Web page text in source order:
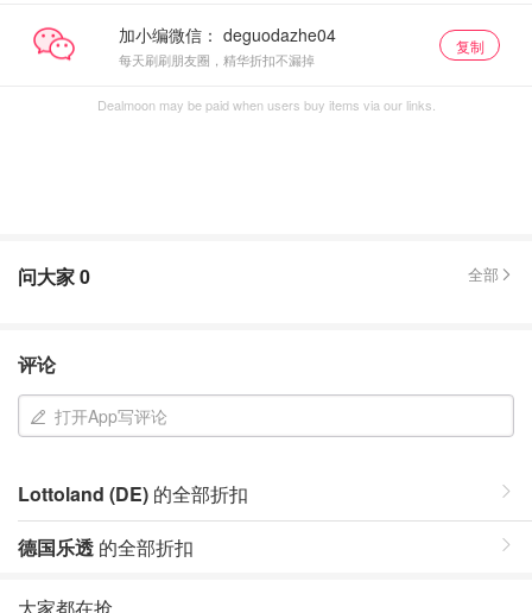
加小编微信：
每天刷刷朋友圈，精华折扣不漏掉
复制
Dealmoon may be paid when users buy items via our links.
问大家0 全部
评论
打开App写评论
Lottoland (DE) 的全部折扣
德国乐透 的全部折扣